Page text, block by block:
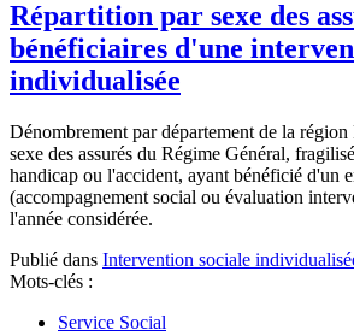
Répartition par sexe des
bénéficiaires d'une
individualisée
Dénombrement par département de la
sexe des assurés du Régime Général,
handicap ou l'accident, ayant bénéficié d'un
(accompagnement social ou évaluation
l'année considérée.
Publié dans Intervention sociale
Mots-clés :
Service Social